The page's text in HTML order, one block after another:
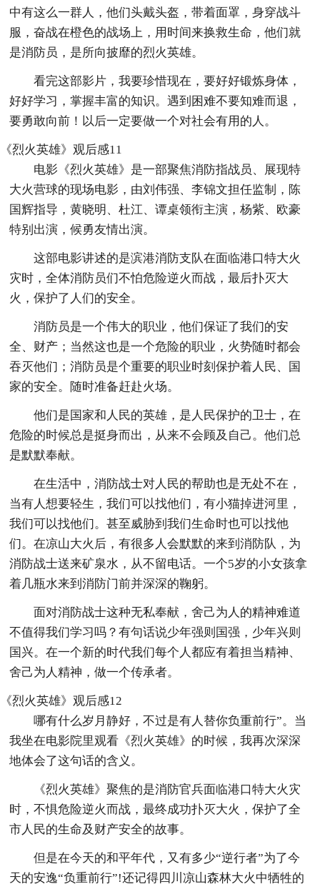
中有这么一群人，他们头戴头盔，带着面罩，身穿战斗
服，奋战在橙色的战场上，用时间来换救生命，他们就
是消防员，是所向披靡的烈火英雄。
看完这部影片，我要珍惜现在，要好好锻炼身体，
好好学习，掌握丰富的知识。遇到困难不要知难而退，
要勇敢向前！以后一定要做一个对社会有用的人。
《烈火英雄》观后感11
电影《烈火英雄》是一部聚焦消防指战员、展现特
大火营球的现场电影，由刘伟强、李锦文担任监制，陈
国辉指导，黄晓明、杜江、谭桌领衔主演，杨紫、欧豪
特别出演，候勇友情出演。
这部电影讲述的是滨港消防支队在面临港口特大火
灾时，全体消防员们不怕危险逆火而战，最后扑灭大
火，保护了人们的安全。
消防员是一个伟大的职业，他们保证了我们的安
全、财产；当然这也是一个危险的职业，火势随时都会
吞灭他们；消防员是个重要的职业时刻保护着人民、国
家的安全。随时准备赶赴火场。
他们是国家和人民的英雄，是人民保护的卫士，在
危险的时候总是挺身而出，从来不会顾及自己。他们总
是默默奉献。
在生活中，消防战士对人民的帮助也是无处不在，
当有人想要轻生，我们可以找他们，有小猫掉进河里，
我们可以找他们。甚至威胁到我们生命时也可以找他
们。在凉山大火后，有很多人会默默的来到消防队，为
消防战士送来矿泉水，从不留电话。一个5岁的小女孩拿
着几瓶水来到消防门前并深深的鞠躬。
面对消防战士这种无私奉献，舍己为人的精神难道
不值得我们学习吗？有句话说少年强则国强，少年兴则
国兴。在一个新的时代我们每个人都应有着担当精神、
舍己为人精神，做一个传承者。
《烈火英雄》观后感12
哪有什么岁月静好，不过是有人替你负重前行”。当
我坐在电影院里观看《烈火英雄》的时候，我再次深深
地体会了这句话的含义。
《烈火英雄》聚焦的是消防官兵面临港口特大火灾
时，不惧危险逆火而战，最终成功扑灭大火，保护了全
市人民的生命及财产安全的故事。
但是在今天的和平年代，又有多少“逆行者”为了今
天的安逸“负重前行”!还记得四川凉山森林大火中牺牲的